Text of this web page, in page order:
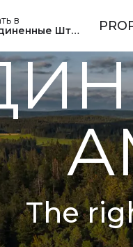
в
Штаты
The